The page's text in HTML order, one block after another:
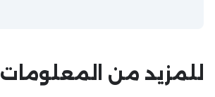
للمزيد من المعلومات